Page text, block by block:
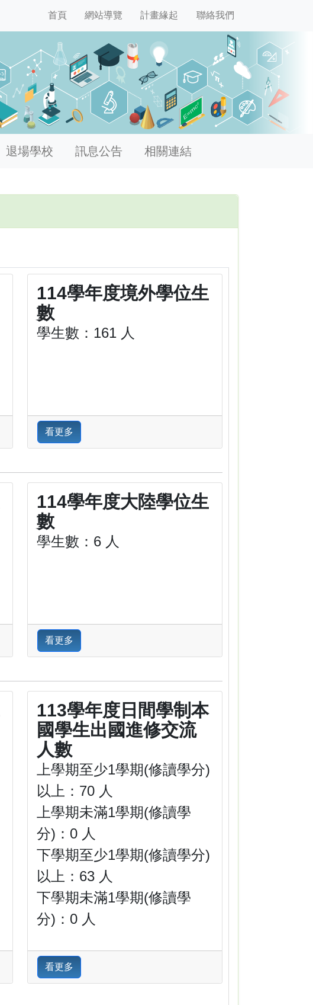
首頁 網站導覽 計畫緣起 聯絡我們
退場學校 訊息公告 相關連結
114學年度境外學位生
數
學生數：161 人
看更多
114學年度大陸學位生
數
學生數：6 人
看更多
113學年度日間學制本
國學生出國進修交流
人數
上學期至少1學期(修讀學分)
以上：70 人
上學期未滿1學期(修讀學
分)：0 人
下學期至少1學期(修讀學分)
以上：63 人
下學期未滿1學期(修讀學
分)：0 人
看更多